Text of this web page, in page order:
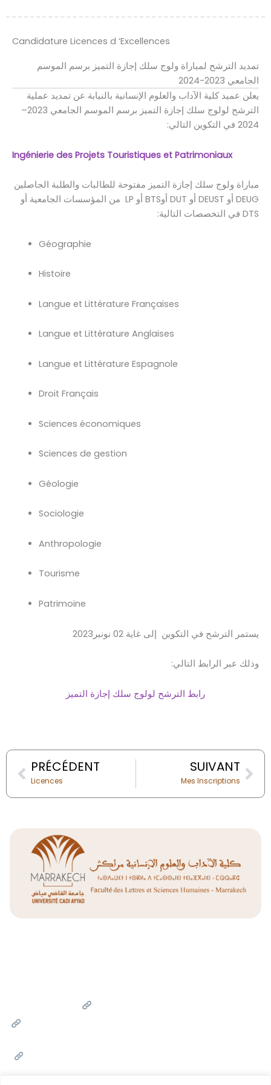
Candidature Licences d ‘Excellences
تمديد الترشح لمباراة ولوج سلك إجازة التميز برسم الموسم
الجامعي 2023-2024
يعلن عميد كلية الآداب والعلوم الإنسانية بالنيابة عن تمديد عملية
الترشح لولوج سلك إجازة التميز برسم الموسم الجامعي 2023–
2024 في التكوين التالي:
Ingénierie des Projets Touristiques et Patrimoniaux
مباراة ولوج سلك إجازة التميز مفتوحة للطالبات والطلبة الحاصلين
DEUG أو DEUST أو DUT أوBTS أو LP من المؤسسات الجامعية أو
DTS في التخصصات التالية:
Géographie
Histoire
Langue et Littérature Françaises
Langue et Littérature Anglaises
Langue et Littérature Espagnole
Droit Français
Sciences économiques
Sciences de gestion
Géologie
Sociologie
Anthropologie
Tourisme
Patrimoine
يستمر الترشح في التكوين إلى غاية 02 نونبر2023
وذلك عبر الرابط التالي:
رابط الترشح لولوج سلك إجازة التميز
PrevPRÉCÉDENT
Licences
SUIVANT
Mes Inscriptions